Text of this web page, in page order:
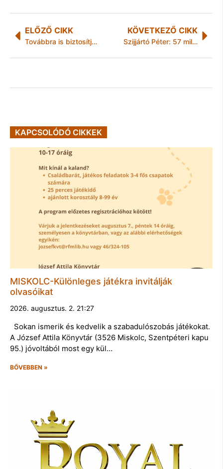
ELŐZŐ CIKK
Továbbra is biztosítja az önkormányzat az iskolai gyermekétkeztetést
KÖVETKEZŐ CIKK
Szijjártó Péter: 57 millió dolláros megállapodást írt alá Magyarország Mongóliával
KAPCSOLÓDÓ CIKKEK
MISKOLC-Különleges játékra invitálják
olvasóikat
2026. augusztus. 2. 21:27
Sokan ismerik és kedvelik a szabadulószobás játékokat.
A József Attila Könyvtár (3526 Miskolc, Szentpéteri kapu
95.) jóvoltából most egy kül…
BŐVEBBEN »